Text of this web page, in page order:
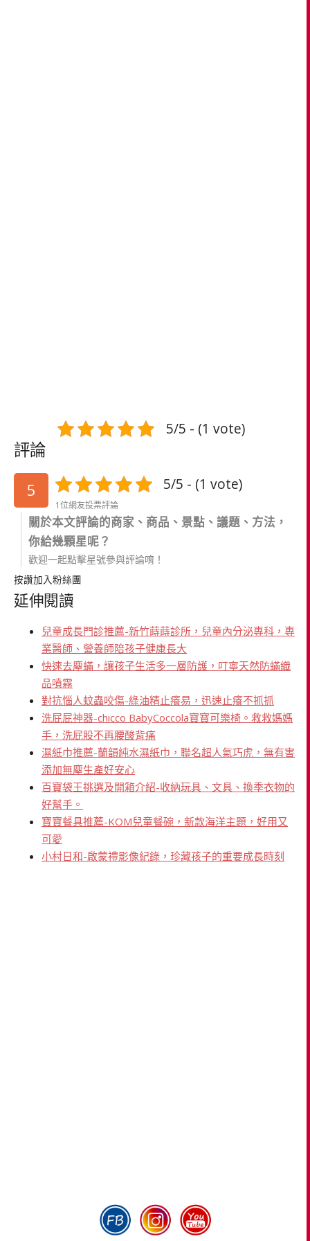
5/5 - (1 vote)
評論
5
5/5 - (1 vote)
1位網友投票評論
關於本文評論的商家、商品、景點、議題、方法，
你給幾顆星呢？
歡迎一起點擊星號參與評論唷！
按讚加入粉絲團
延伸閱讀
兒童成長門診推薦-新竹蒔蒔診所，兒童內分泌專科，專
業醫師、營養師陪孩子健康長大
快速去塵蟎，讓孩子生活多一層防護，叮寧天然防蟎織
品噴霧
對抗惱人蚊蟲咬傷-綠油精止癢易，迅速止癢不抓抓
洗屁屁神器-chicco BabyCoccola寶寶可樂椅。救救媽媽
手，洗屁股不再腰酸背痛
濕紙巾推薦-蘭韻純水濕紙巾，聯名超人氣巧虎，無有害
添加無塵生產好安心
百寶袋王挑選及開箱介紹-收納玩具、文具、換季衣物的
好幫手。
寶寶餐具推薦-KOM兒童餐碗，新款海洋主題，好用又
可愛
小村日和-啟蒙禮影像紀錄，珍藏孩子的重要成長時刻